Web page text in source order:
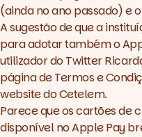
(ainda no ano passado) e o
A sugestão de que a
para adotar também o
utilizador do Twitter
página de Termos e
website do Cetelem.
Parece que os cartões de
disponível no Apple Pay